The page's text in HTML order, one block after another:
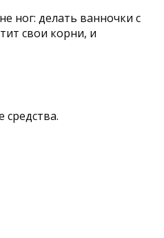
ног: делать ванночки с
свои корни, и